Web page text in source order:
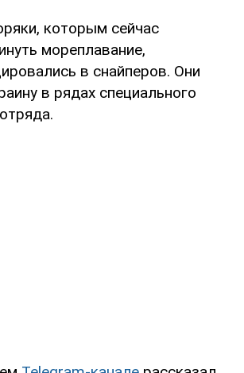
которым сейчас
мореплавание,
в снайперов. Они
в рядах специального